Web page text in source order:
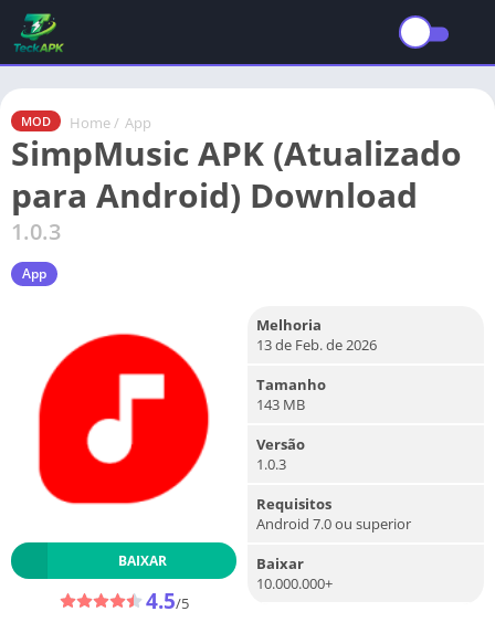
MOD Home / App
SimpMusic APK (Atualizado
para Android) Download
1.0.3
App
BAIXAR
4.5/5
Melhoria
13 de Feb. de 2026
Tamanho
143 MB
Versão
1.0.3
Requisitos
Android 7.0 ou superior
Baixar
10.000.000+